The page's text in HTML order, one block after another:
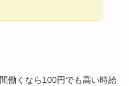
働くなら100円でも高い時給